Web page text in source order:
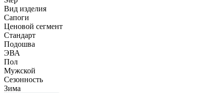
Вид изделия
Сапоги
Ценовой сегмент
Стандарт
Подошва
ЭВА
Пол
Мужской
Сезонность
Зима